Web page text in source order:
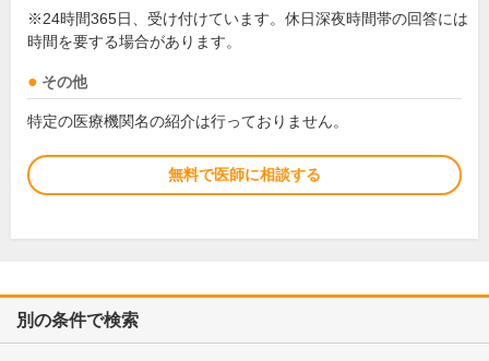
※24時間365日、受け付けています。休日深夜時間帯の回答には
時間を要する場合があります。
その他
特定の医療機関名の紹介は行っておりません。
無料で医師に相談する
別の条件で検索